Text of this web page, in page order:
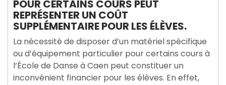
POUR CERTAINS COURS PEUT
REPRÉSENTER UN COÛT
SUPPLÉMENTAIRE POUR LES ÉLÈVES.
La nécessité de disposer d’un matériel spécifique
ou d’équipement particulier pour certains cours à
l’École de Danse à Caen peut constituer un
inconvénient financier pour les élèves. En effet,